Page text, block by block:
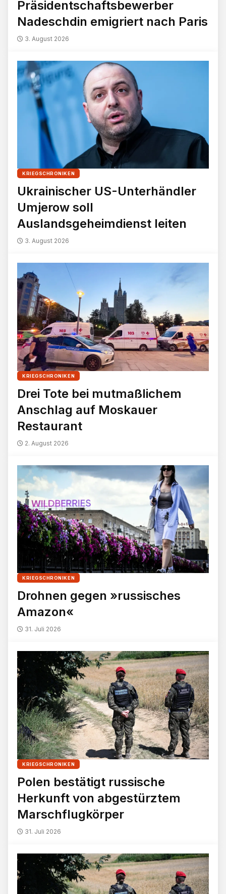
Präsidentschaftsbewerber
Nadeschdin emigriert nach Paris
3. August 2026
KRIEGSCHRONIKEN
Ukrainischer US-Unterhändler
Umjerow soll
Auslandsgeheimdienst leiten
3. August 2026
KRIEGSCHRONIKEN
Drei Tote bei mutmaßlichem
Anschlag auf Moskauer
Restaurant
2. August 2026
KRIEGSCHRONIKEN
Drohnen gegen »russisches
Amazon«
31. Juli 2026
KRIEGSCHRONIKEN
Polen bestätigt russische
Herkunft von abgestürztem
Marschflugkörper
31. Juli 2026